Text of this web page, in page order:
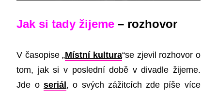
Jak si tady žijeme – rozhovor
V časopise „Místní kultura“se zjevil rozhovor o
tom, jak si v poslední době v divadle žijeme.
Jde o seriál , o svých zážitcích zde píše více